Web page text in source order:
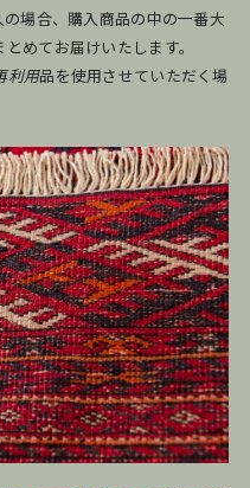
場合、購入商品の中の一番大
めてお届けいたします。
利用品を使用させていただく場